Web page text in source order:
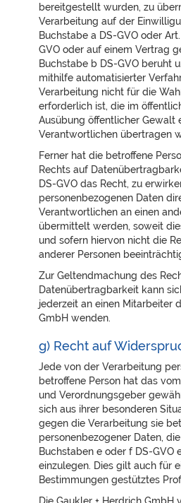
bereitgestellt wurden, zu
Verarbeitung auf der
Buchstabe a DS-GVO oder
GVO oder auf einem Vertrag
Buchstabe b DS-GVO beruht
mithilfe automatisierter
Verarbeitung nicht für die
erforderlich ist, die im
Ausübung öffentlicher Gewalt
Verantwortlichen übertragen
Ferner hat die betroffene
Rechts auf
DS-GVO das Recht, zu
personenbezogenen Daten
Verantwortlichen an einen
übermittelt werden, soweit
und sofern hiervon nicht die
anderer Personen
Zur Geltendmachung des
Datenübertragbarkeit kann
jederzeit an einen Mitarbeiter
GmbH wenden.
g) Recht auf
Jede von der Verarbeitung
betroffene Person hat das
und Verordnungsgeber
sich aus ihrer besonderen
gegen die Verarbeitung sie
personenbezogener Daten,
Buchstaben e oder f DS-GVO
einzulegen. Dies gilt auch für
Bestimmungen gestütztes